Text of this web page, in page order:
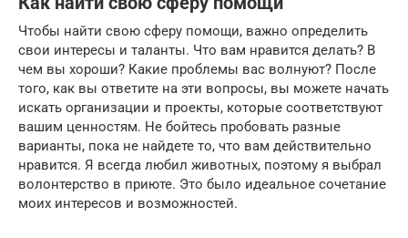
Чтобы найти свою сферу помощи, важно определить
свои интересы и таланты. Что вам нравится делать? В
чем вы хороши? Какие проблемы вас волнуют? После
того, как вы ответите на эти вопросы, вы можете начать
искать организации и проекты, которые соответствуют
вашим ценностям. Не бойтесь пробовать разные
варианты, пока не найдете то, что вам действительно
нравится. Я всегда любил животных, поэтому я выбрал
волонтерство в приюте. Это было идеальное сочетание
моих интересов и возможностей.